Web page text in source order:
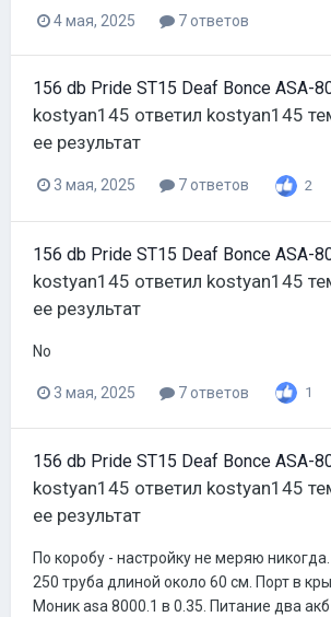
4 мая, 2025 7 ответов
156 db Pride ST15 Deaf Bonce ASA-
kostyan145 ответил kostyan145
ее результат
3 мая, 2025 7 ответов 2
156 db Pride ST15 Deaf Bonce ASA-
kostyan145 ответил kostyan145
ее результат
No
3 мая, 2025 7 ответов 1
156 db Pride ST15 Deaf Bonce ASA-
kostyan145 ответил kostyan145
ее результат
По коробу - настройку не меряю
250 труба длиной около 60 см. Порт в
Моник asa 8000.1 в 0.35. Питание два акб